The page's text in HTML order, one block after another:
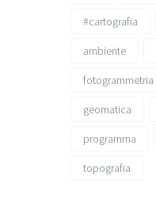
#cartografia
ambiente
fotogrammetria
geomatica
programma
topografia